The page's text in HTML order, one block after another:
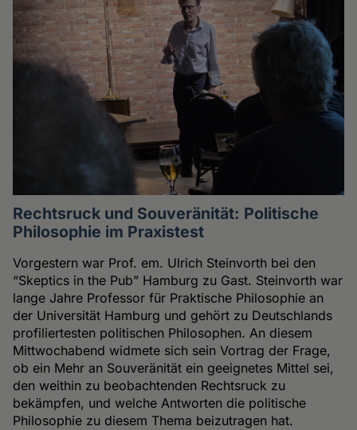
Rechtsruck und Souveränität: Politische
Philosophie im Praxistest
Vorgestern war Prof. em. Ulrich Steinvorth bei den
“Skeptics in the Pub” Hamburg zu Gast. Steinvorth war
lange Jahre Professor für Praktische Philosophie an
der Universität Hamburg und gehört zu Deutschlands
profiliertesten politischen Philosophen. An diesem
Mittwochabend widmete sich sein Vortrag der Frage,
ob ein Mehr an Souveränität ein geeignetes Mittel sei,
den weithin zu beobachtenden Rechtsruck zu
bekämpfen, und welche Antworten die politische
Philosophie zu diesem Thema beizutragen hat.